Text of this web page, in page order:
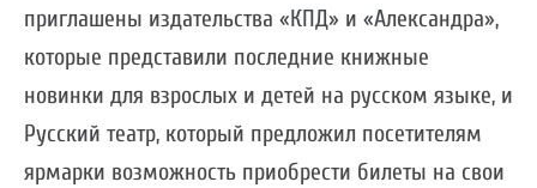
приглашены издательства «КПД» и «Александра»,
которые представили последние книжные
новинки для взрослых и детей на русском языке, и
Русский театр, который предложил посетителям
ярмарки возможность приобрести билеты на свои